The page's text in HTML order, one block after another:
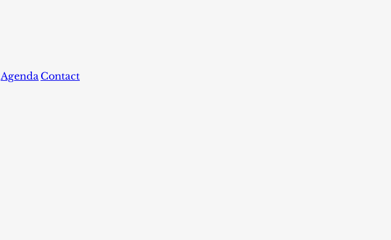
Agenda Contact